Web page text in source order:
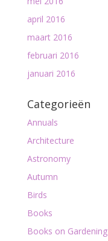
april 2016
maart 2016
februari 2016
januari 2016
Categorieën
Annuals
Architecture
Astronomy
Autumn
Birds
Books
Books on Gardening